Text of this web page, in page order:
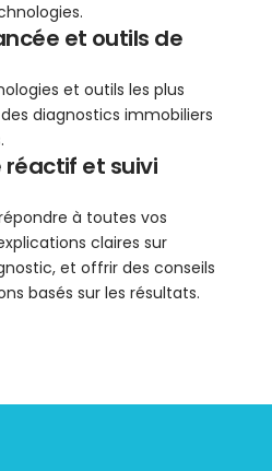
et outils de
et outils les plus
diagnostics immobiliers
réactif et suivi
à toutes vos
claires sur
et offrir des conseils
basés sur les résultats.